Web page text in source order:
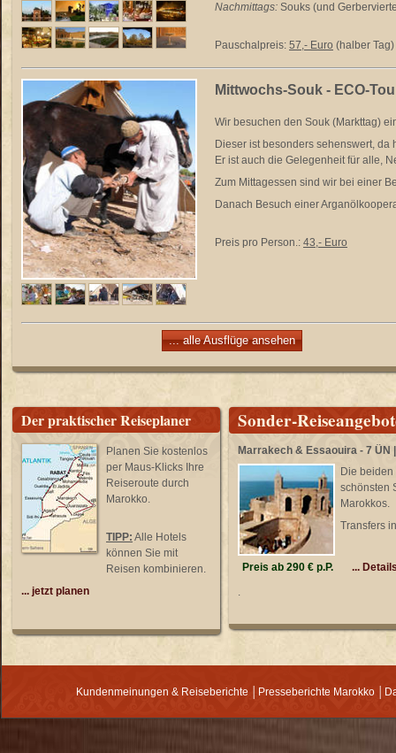
Nachmittags: Souks (und
Pauschalpreis: 57,- Euro (halber Tag)
Mittwochs-Souk - ECO-
Wir besuchen den Souk (Markttag)
Dieser ist besonders sehenswert,
Er ist auch die Gelegenheit für alle,
Zum Mittagessen sind wir bei einer
Danach Besuch einer
Preis pro Person.: 43,- Euro
... alle Ausflüge ansehen
Der praktischer Reiseplaner
Planen Sie kostenlos
per Maus-Klicks Ihre
Reiseroute durch
Marokko.
TIPP: Alle Hotels
können Sie mit
Reisen kombinieren.
... jetzt planen
Sonder-
Marrakech & Essaouira - 7 ÜN
Die beiden
schönsten
Marokkos.
Transfers
Preis ab 290 € p.P.
...
.
Kundenmeinungen & Reiseberichte Presseberichte Marokko